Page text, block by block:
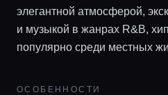
элегантной атмосферой,
и музыкой в жанрах R&B,
популярно среди местных
ОСОБЕННОСТИ